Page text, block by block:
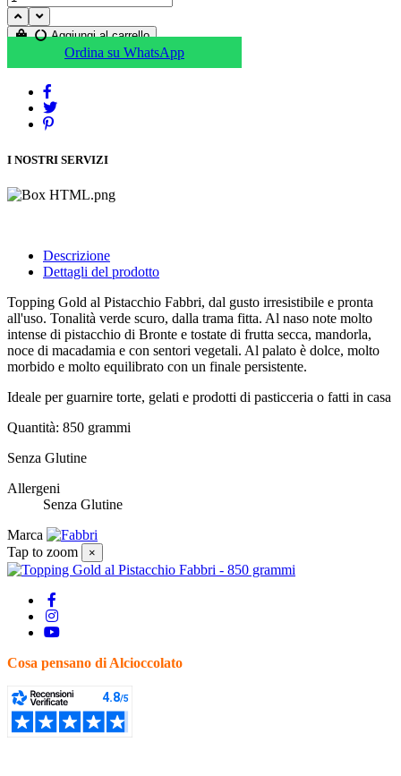
Aggiungi al carrello
Ordina su WhatsApp
I NOSTRI SERVIZI
Descrizione
Dettagli del prodotto
Topping Gold al Pistacchio Fabbri, dal gusto irresistibile e pronta
all'uso. Tonalità verde scuro, dalla trama fitta. Al naso note molto
intense di pistacchio di Bronte e tostate di frutta secca, mandorla,
noce di macadamia e con sentori vegetali. Al palato è dolce, molto
morbido e molto equilibrato con un finale persistente.
Ideale per guarnire torte, gelati e prodotti di pasticceria o fatti in casa
Quantità: 850 grammi
Senza Glutine
Allergeni
Senza Glutine
Marca
Tap to zoom
×
Cosa pensano di Alcioccolato